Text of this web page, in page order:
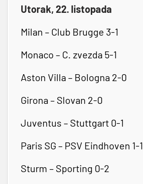
Utorak, 22. listopada
Milan – Club Brugge 3-1
Monaco – C. zvezda 5-1
Aston Villa – Bologna 2-0
Girona – Slovan 2-0
Juventus – Stuttgart 0-1
Paris SG – PSV Eindhoven 1-1
Sturm – Sporting 0-2